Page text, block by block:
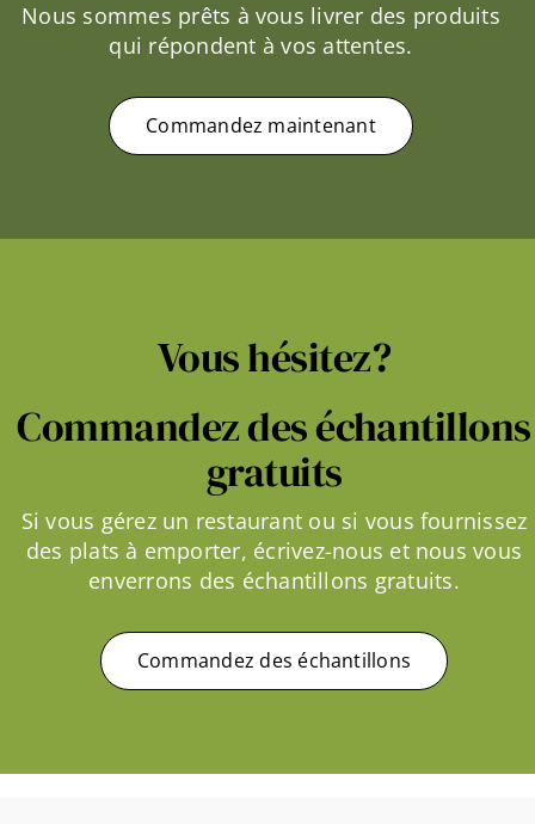
Nous sommes prêts à vous livrer des produits
qui répondent à vos attentes.
Commandez maintenant
Vous hésitez?
Commandez des échantillons
gratuits
Si vous gérez un restaurant ou si vous fournissez
des plats à emporter, écrivez-nous et nous vous
enverrons des échantillons gratuits.
Commandez des échantillons